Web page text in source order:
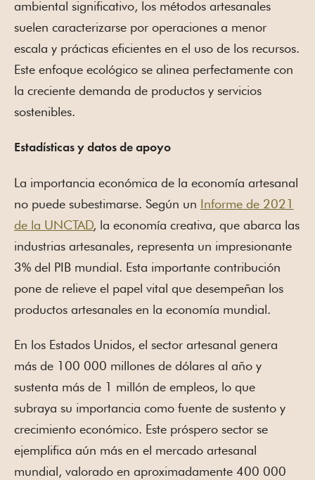
ambiental significativo, los métodos artesanales
suelen caracterizarse por operaciones a menor
escala y prácticas eficientes en el uso de los recursos.
Este enfoque ecológico se alinea perfectamente con
la creciente demanda de productos y servicios
sostenibles.
Estadísticas y datos de apoyo
La importancia económica de la economía artesanal
no puede subestimarse. Según un Informe de 2021
de la UNCTAD, la economía creativa, que abarca las
industrias artesanales, representa un impresionante
3% del PIB mundial. Esta importante contribución
pone de relieve el papel vital que desempeñan los
productos artesanales en la economía mundial.
En los Estados Unidos, el sector artesanal genera
más de 100 000 millones de dólares al año y
sustenta más de 1 millón de empleos, lo que
subraya su importancia como fuente de sustento y
crecimiento económico. Este próspero sector se
ejemplifica aún más en el mercado artesanal
mundial, valorado en aproximadamente 400 000